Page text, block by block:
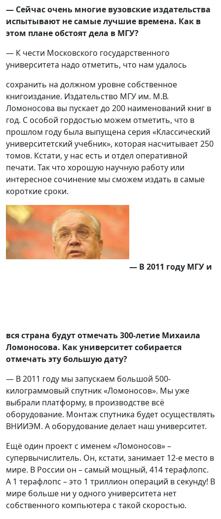
— Сейчас очень многие вузовские издательства
испытывают не самые лучшие времена. Как в
этом плане обстоят дела в МГУ?
— К чести Московского государственного
университета надо отметить, что нам удалось
сохранить на должном уровне собственное
книгоиздание. Издательство МГУ им. М.В.
Ломоносова вы пускает до 200 наименований книг в
год. С особой гордостью можем отметить, что в
прошлом году была выпущена серия «Классический
университетский учебник», которая насчитывает 250
томов. Кстати, у нас есть и отдел оперативной
печати. Так что хорошую научную работу или
интересное сочинение мы сможем издать в самые
короткие сроки.
— В 2011 году МГУ и
вся страна будут отмечать 300-летие Михаила
Ломоносова. Как университет собирается
отмечать эту большую дату?
— В 2011 году мы запускаем большой 500-
килограммовый спутник «Ломоносов». Мы уже
выбрали платформу, в производстве всё
оборудование. Монтаж спутника будет осуществлять
ВНИИЭМ. А оборудование делает наш университет.
Ещё один проект с именем «Ломоносов» –
супервычислитель. Он, кстати, занимает 12-е место в
мире. В России он – самый мощный, 414 терафлопс.
А 1 терафлопс – это 1 триллион операций в секунду! В
мире больше ни у одного университета нет
собственного компьютера с такой скоростью.